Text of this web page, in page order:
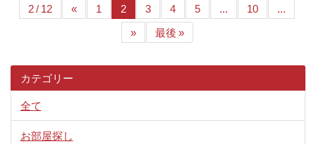
2 / 12 « 1 2 3 4 5 ... 10
...
»
最後 »
カテゴリー
全て
お部屋探し